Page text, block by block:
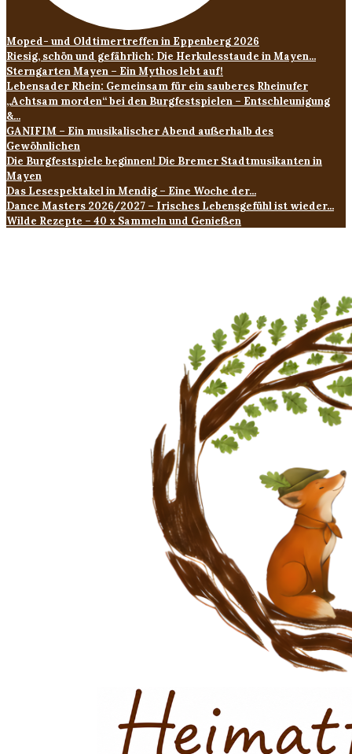
Moped- und Oldtimertreffen in Eppenberg 2026
Riesig, schön und gefährlich: Die Herkulesstaude in Mayen...
Sterngarten Mayen – Ein Mythos lebt auf!
Lebensader Rhein: Gemeinsam für ein sauberes Rheinufer
„Achtsam morden“ bei den Burgfestspielen – Entschleunigung
&...
GANIFIM – Ein musikalischer Abend außerhalb des
Gewöhnlichen
Die Burgfestspiele beginnen! Die Bremer Stadtmusikanten in
Mayen
Das Lesespektakel in Mendig – Eine Woche der...
Dance Masters 2026/2027 – Irisches Lebensgefühl ist wieder...
Wilde Rezepte – 40 x Sammeln und Genießen